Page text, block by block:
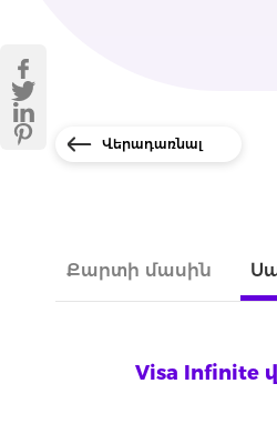
Վերադառնալ
Քարտի մասին
Visa